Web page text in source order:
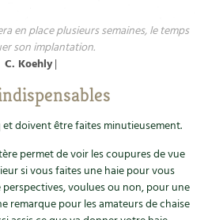
en place plusieurs semaines, le temps
son implantation.
C. Koehly|
doivent être faites minutieusement.
permet de voir les coupures de vue
si vous faites une haie pour vous
voulues ou non, pour une
remarque pour les amateurs de chaise